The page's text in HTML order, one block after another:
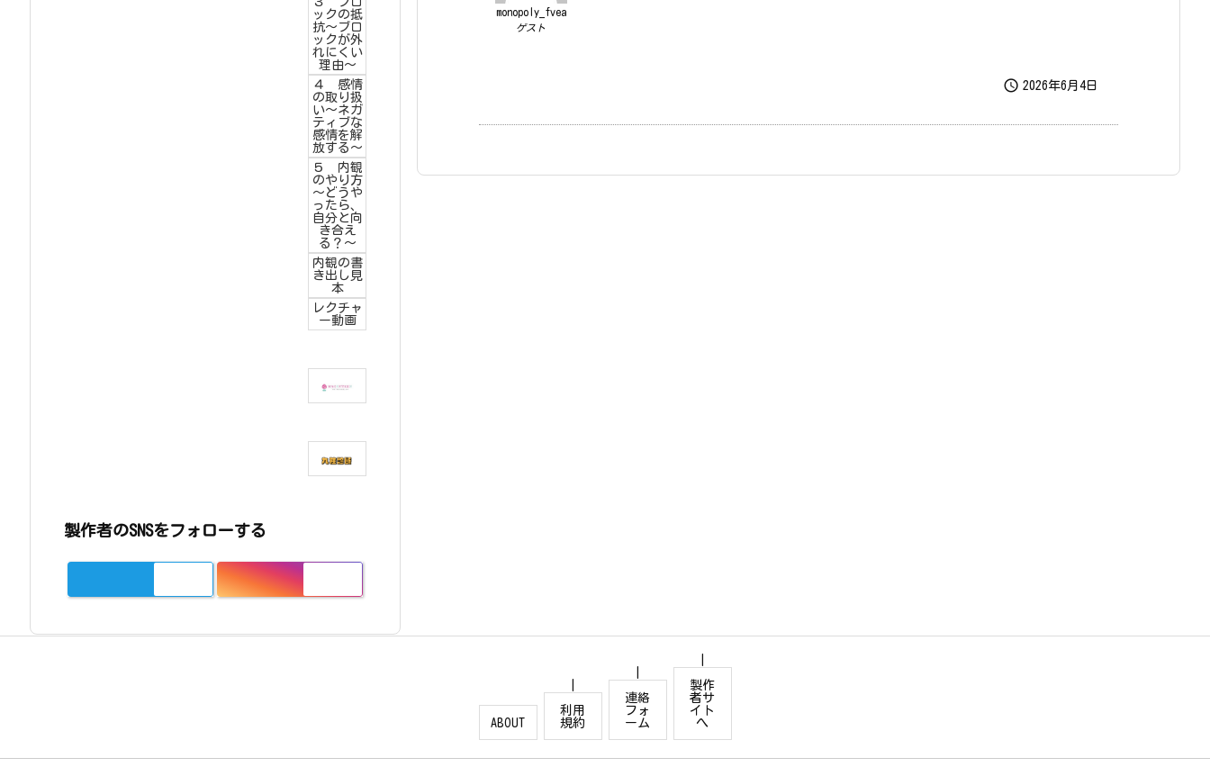
monopoly_fvea
ゲスト
 2026年6月4日
ックの抵
抗～ブロ
ックが外
れにくい
理由～
４ 感情
の取り扱
い～ネガ
ティブな
感情を解
放する～
５ 内観
のやり方
～どうや
ったら、
自分と向
き合え
る？～
内観の書
き出し見
本
レクチャ
ー動画
製作者のSNSをフォローする
ABOUT
利用
規約
連絡
フォ
ーム
製作
者サ
イト
へ